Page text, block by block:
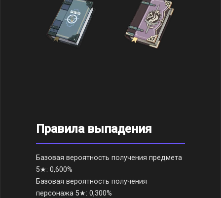
Правила выпадения
Базовая вероятность получения предмета
5★: 0,600%
Базовая вероятность получения
персонажа 5★: 0,300%